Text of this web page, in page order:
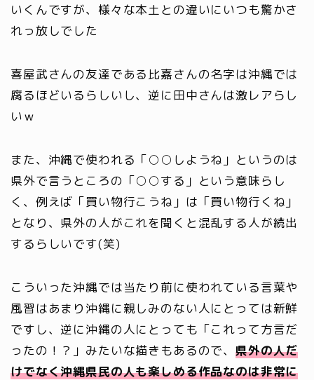
いくんですが、様々な本土との違いにいつも驚かさ
れっ放しでした
喜屋武さんの友達である比嘉さんの名字は沖縄では
腐るほどいるらしいし、逆に田中さんは激レアらし
いｗ
また、沖縄で使われる「○○しようね」というのは
県外で言うところの「○○する」という意味らし
く、例えば「買い物行こうね」は「買い物行くね」
となり、県外の人がこれを聞くと混乱する人が続出
するらしいです(笑)
こういった沖縄では当たり前に使われている言葉や
風習はあまり沖縄に親しみのない人にとっては新鮮
ですし、逆に沖縄の人にとっても「これって方言だ
ったの！？」みたいな描きもあるので、県外の人だ
けでなく沖縄県民の人も楽しめる作品なのは非常に